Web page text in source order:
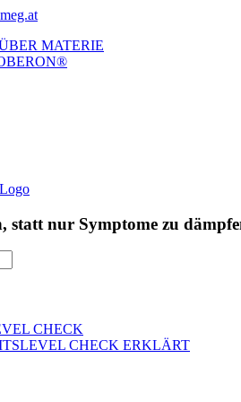
MATERIE
statt nur Symptome zu
CHECK
CHECK ERKLÄRT